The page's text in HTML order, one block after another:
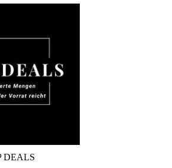
DEALS